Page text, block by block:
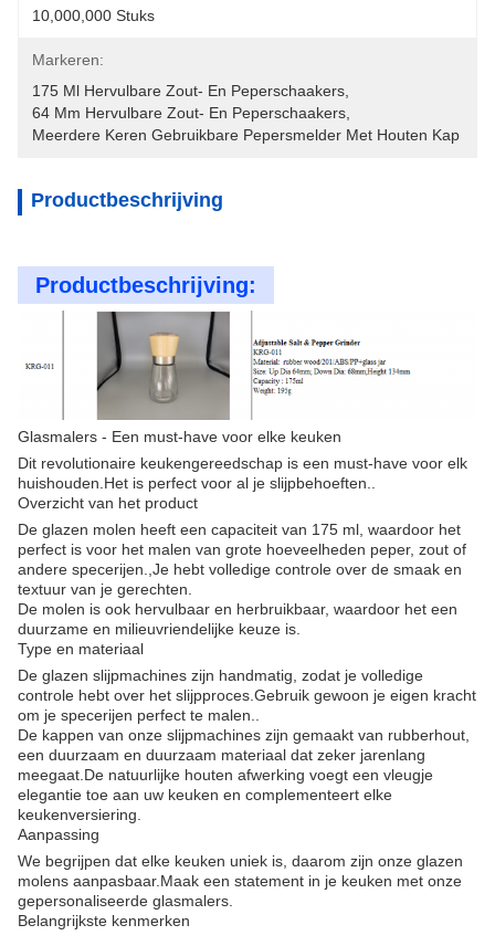
10,000,000 Stuks
Markeren:
175 Ml Hervulbare Zout- En Peperschaakers
64 Mm Hervulbare Zout- En Peperschaakers
Meerdere Keren Gebruikbare Pepersmelder Met Houten Kap
Productbeschrijving
Productbeschrijving:
Glasmalers - Een must-have voor elke keuken
Dit revolutionaire keukengereedschap is een must-have voor elk
huishouden.Het is perfect voor al je slijpbehoeften..
Overzicht van het product
De glazen molen heeft een capaciteit van 175 ml, waardoor het
perfect is voor het malen van grote hoeveelheden peper, zout of
andere specerijen.,Je hebt volledige controle over de smaak en
textuur van je gerechten.
De molen is ook hervulbaar en herbruikbaar, waardoor het een
duurzame en milieuvriendelijke keuze is.
Type en materiaal
De glazen slijpmachines zijn handmatig, zodat je volledige
controle hebt over het slijpproces.Gebruik gewoon je eigen kracht
om je specerijen perfect te malen..
De kappen van onze slijpmachines zijn gemaakt van rubberhout,
een duurzaam en duurzaam materiaal dat zeker jarenlang
meegaat.De natuurlijke houten afwerking voegt een vleugje
elegantie toe aan uw keuken en complementeert elke
keukenversiering.
Aanpassing
We begrijpen dat elke keuken uniek is, daarom zijn onze glazen
molens aanpasbaar.Maak een statement in je keuken met onze
gepersonaliseerde glasmalers.
Belangrijkste kenmerken